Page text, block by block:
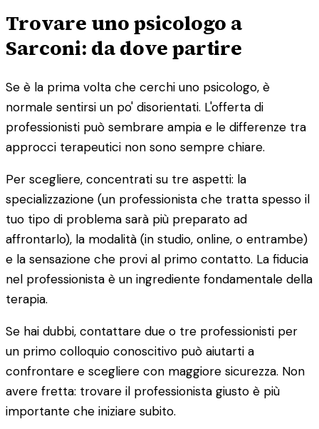
Trovare uno psicologo a
Sarconi: da dove partire
Se è la prima volta che cerchi uno psicologo, è
normale sentirsi un po' disorientati. L'offerta di
professionisti può sembrare ampia e le differenze tra
approcci terapeutici non sono sempre chiare.
Per scegliere, concentrati su tre aspetti: la
specializzazione (un professionista che tratta spesso il
tuo tipo di problema sarà più preparato ad
affrontarlo), la modalità (in studio, online, o entrambe)
e la sensazione che provi al primo contatto. La fiducia
nel professionista è un ingrediente fondamentale della
terapia.
Se hai dubbi, contattare due o tre professionisti per
un primo colloquio conoscitivo può aiutarti a
confrontare e scegliere con maggiore sicurezza. Non
avere fretta: trovare il professionista giusto è più
importante che iniziare subito.